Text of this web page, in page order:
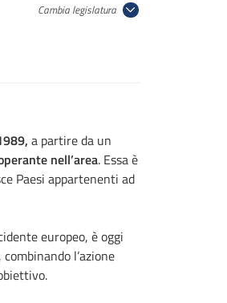
Cambia legislatura
a partire da un
nell’area. Essaè
Paesi appartenenti ad
europeo, è oggi
l’azione